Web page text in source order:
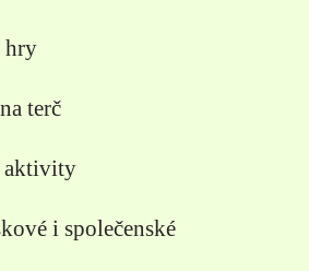
hry
terč
aktivity
i společenské